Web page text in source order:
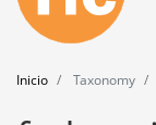
Actualidad
Agenda
Inicio Taxonomy